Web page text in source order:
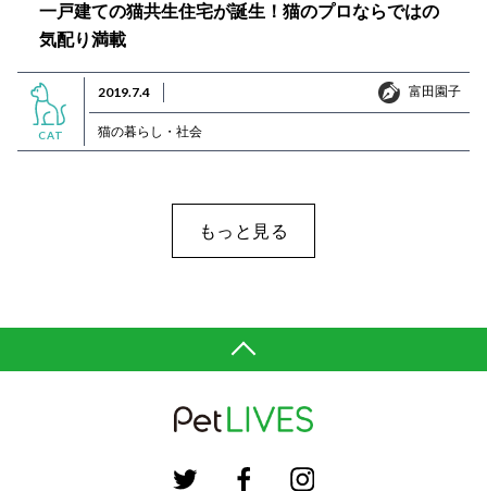
一戸建ての猫共生住宅が誕生！猫のプロならではの
気配り満載
CAT
2019.7.4 富田園子
富田園子
猫の暮らし・社会
もっと見る